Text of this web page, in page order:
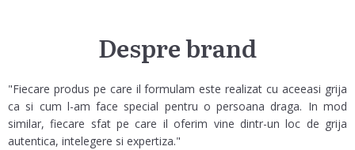
Despre brand
"Fiecare produs pe care il formulam este realizat cu aceeasi grija
ca si cum l-am face special pentru o persoana draga. In mod
similar, fiecare sfat pe care il oferim vine dintr-un loc de grija
autentica, intelegere si expertiza."